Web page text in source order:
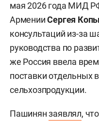
мая 2026 года МИД
АрменииСергея
консультаций из-за
руководства по
же Россия ввела
поставки отдельных
сельхозпродукции.
Пашинянзаявлял,